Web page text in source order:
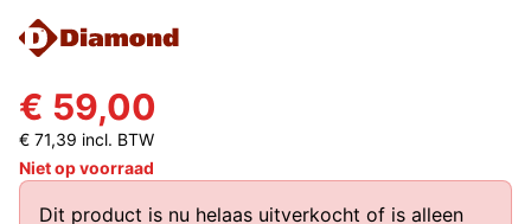
€ 59,00
€ 71,39 incl. BTW
Niet op voorraad
Dit product is nu helaas uitverkocht of is alleen